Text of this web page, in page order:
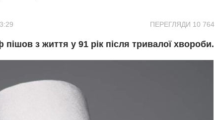
ПЕРЕГЛЯДИ 10 764
з життя у 91 рік після тривалої хвороби.